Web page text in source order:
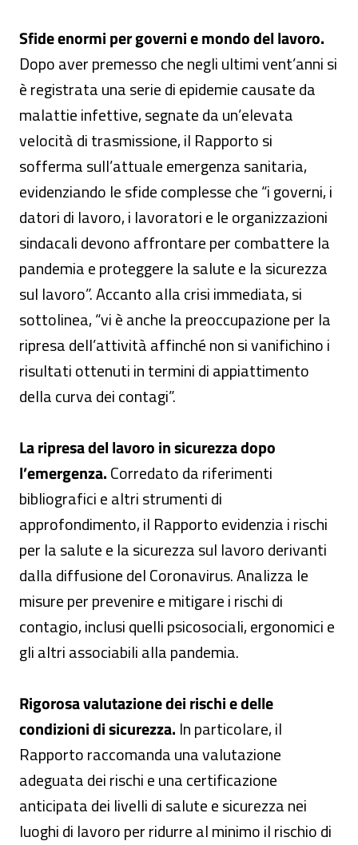
Sfide enormi per governi e mondo del lavoro.
Dopo aver premesso che negli ultimi vent’anni si
è registrata una serie di epidemie causate da
malattie infettive, segnate da un’elevata
velocità di trasmissione, il Rapporto si
sofferma sull’attuale emergenza sanitaria,
evidenziando le sfide complesse che “i governi, i
datori di lavoro, i lavoratori e le organizzazioni
sindacali devono affrontare per combattere la
pandemia e proteggere la salute e la sicurezza
sul lavoro”. Accanto alla crisi immediata, si
sottolinea, “vi è anche la preoccupazione per la
ripresa dell’attività affinché non si vanifichino i
risultati ottenuti in termini di appiattimento
della curva dei contagi”.
La ripresa del lavoro in sicurezza dopo
l’emergenza.Corredato da riferimenti
bibliografici e altri strumenti di
approfondimento, il Rapporto evidenzia i rischi
per la salute e la sicurezza sul lavoro derivanti
dalla diffusione del Coronavirus. Analizza le
misure per prevenire e mitigare i rischi di
contagio, inclusi quelli psicosociali, ergonomici e
gli altri associabili alla pandemia.
Rigorosa valutazione dei rischi e delle
condizioni di sicurezza. In particolare, il
Rapporto raccomanda una valutazione
adeguata dei rischi e una certificazione
anticipata dei livelli di salute e sicurezza nei
luoghi di lavoro per ridurre al minimo il rischio di